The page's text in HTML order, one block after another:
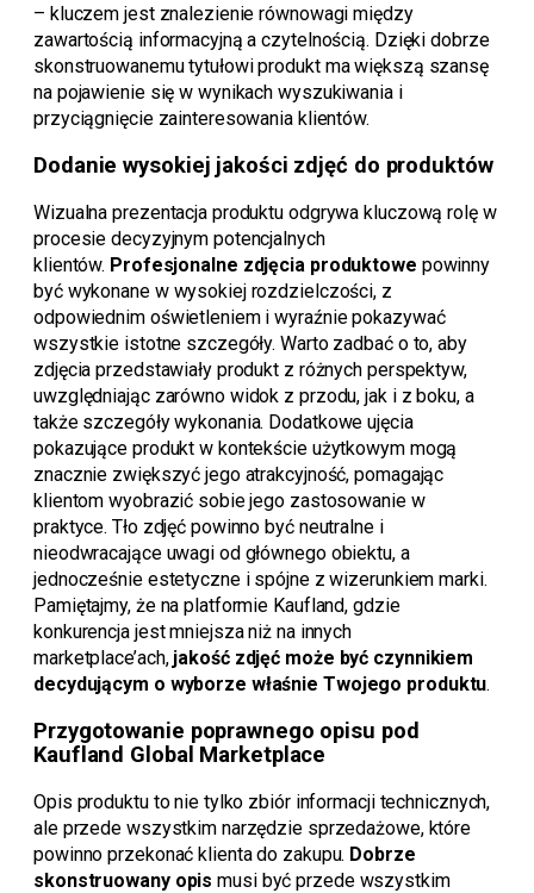
– kluczem jest znalezienie równowagi między
zawartością informacyjną a czytelnością. Dzięki dobrze
skonstruowanemu tytułowi produkt ma większą szansę
na pojawienie się w wynikach wyszukiwania i
przyciągnięcie zainteresowania klientów.
Dodanie wysokiej jakości zdjęć do produktów
Wizualna prezentacja produktu odgrywa kluczową rolę w
procesie decyzyjnym potencjalnych
klientów. Profesjonalne zdjęcia produktowe powinny
być wykonane w wysokiej rozdzielczości, z
odpowiednim oświetleniem i wyraźnie pokazywać
wszystkie istotne szczegóły. Warto zadbać o to, aby
zdjęcia przedstawiały produkt z różnych perspektyw,
uwzględniając zarówno widok z przodu, jak i z boku, a
także szczegóły wykonania. Dodatkowe ujęcia
pokazujące produkt w kontekście użytkowym mogą
znacznie zwiększyć jego atrakcyjność, pomagając
klientom wyobrazić sobie jego zastosowanie w
praktyce. Tło zdjęć powinno być neutralne i
nieodwracające uwagi od głównego obiektu, a
jednocześnie estetyczne i spójne z wizerunkiem marki.
Pamiętajmy, że na platformie Kaufland, gdzie
konkurencja jest mniejsza niż na innych
marketplace’ach, jakość zdjęć może być czynnikiem
decydującym o wyborze właśnie Twojego produktu.
Przygotowanie poprawnego opisu pod
Kaufland Global Marketplace
Opis produktu to nie tylko zbiór informacji technicznych,
ale przede wszystkim narzędzie sprzedażowe, które
powinno przekonać klienta do zakupu. Dobrze
skonstruowany opis musi być przede wszystkim